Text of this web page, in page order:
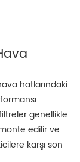
hatlarındaki
genellikle
edilir ve
karşı son